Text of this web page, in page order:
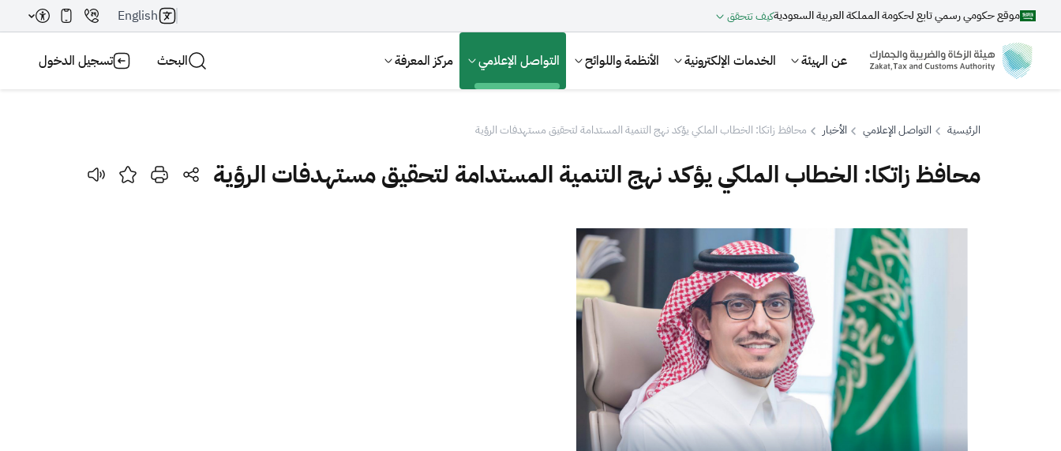
موقع حكومي رسمي تابع لحكومة المملكة العربية السعوديةكيف تتحقق English
عن الهيئة الخدمات الإلكترونية الأنظمة واللوائح التواصل الإعلامي مركز المعرفة البحث تسجيل الدخول
بحث
الجمارك ضريبة القيمة المضافة الإقرار الضريبي التصرفات العقارية
الرئيسية التواصل الإعلامي الأخبار محافظ زاتكا: الخطاب الملكي يؤكد نهج التنمية المستدامة لتحقيق مستهدفات الرؤية
محافظ زاتكا: الخطاب الملكي يؤكد نهج التنمية المستدامة لتحقيق مستهدفات الرؤية